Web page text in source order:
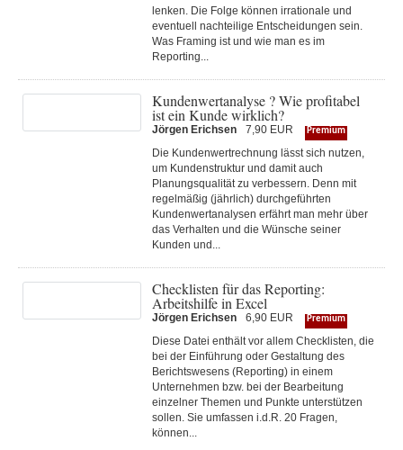
lenken. Die Folge können irrationale und
eventuell nachteilige Entscheidungen sein.
Was Framing ist und wie man es im
Reporting...
Kundenwertanalyse ? Wie profitabel
ist ein Kunde wirklich?
Jörgen Erichsen 7,90 EUR Premium
Die Kundenwertrechnung lässt sich nutzen,
um Kundenstruktur und damit auch
Planungsqualität zu verbessern. Denn mit
regelmäßig (jährlich) durchgeführten
Kundenwertanalysen erfährt man mehr über
das Verhalten und die Wünsche seiner
Kunden und...
Checklisten für das Reporting:
Arbeitshilfe in Excel
Jörgen Erichsen 6,90 EUR Premium
Diese Datei enthält vor allem Checklisten, die
bei der Einführung oder Gestaltung des
Berichtswesens (Reporting) in einem
Unternehmen bzw. bei der Bearbeitung
einzelner Themen und Punkte unterstützen
sollen. Sie umfassen i.d.R. 20 Fragen,
können...